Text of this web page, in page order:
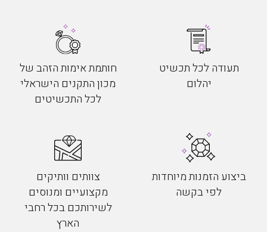
תעודה לכל תכשיט
יהלום
חותמת אימות הזהב של
מכון התקנים הישראלי
לכל התכשיטים
ביצוע הזמנות מיוחדות
לפי בקשה
צוותים וותיקים
מקצועיים ומנוסים
לשירותכם בכל רחבי
הארץ